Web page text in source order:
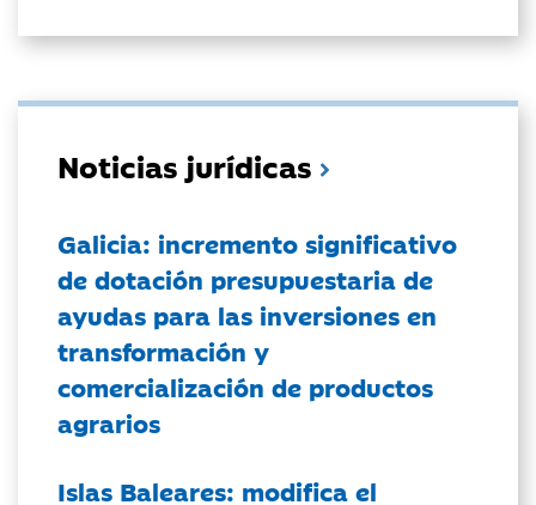
Noticias jurídicas
Galicia: incremento significativo
de dotación presupuestaria de
ayudas para las inversiones en
transformación y
comercialización de productos
agrarios
Islas Baleares: modifica el